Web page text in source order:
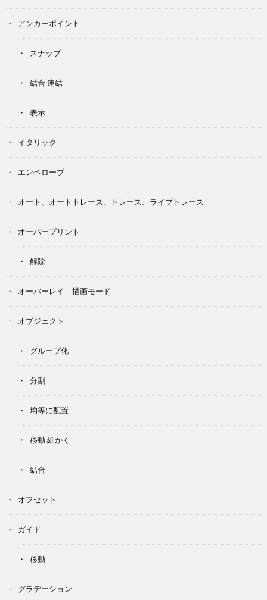
アンカーポイント
スナップ
結合 連結
表示
イタリック
エンベローブ
オート、オートトレース、トレース、ライブトレース
オーバープリント
解除
オーバーレイ 描画モード
オブジェクト
グループ化
分割
均等に配置
移動 細かく
結合
オフセット
ガイド
移動
グラデーション